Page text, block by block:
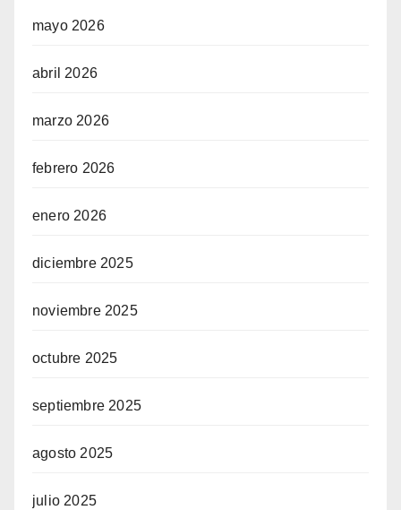
mayo 2026
abril 2026
marzo 2026
febrero 2026
enero 2026
diciembre 2025
noviembre 2025
octubre 2025
septiembre 2025
agosto 2025
julio 2025